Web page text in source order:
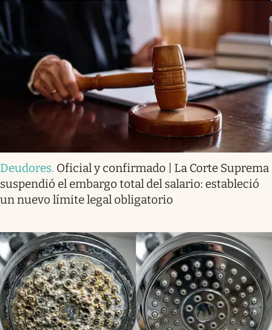
Deudores. Oficial y confirmado | La Corte Suprema
suspendió el embargo total del salario: estableció
un nuevo límite legal obligatorio